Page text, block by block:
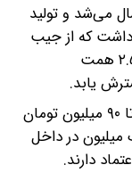
می‌شد و تولید
داشت که از جیب
مردم پرداخت می‌شد، امسال در این حوزه ۲.۵ همت
یابد.
افشین اظهار کرد: برای چنین داروهایی ۸۰ تا ۹۰ میلیون تومان
میلیون در داخل
دارند.